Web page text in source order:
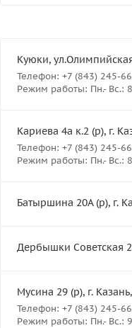
Куюки,
Телефон: +7 (843) 245-
Режим работы: Пн.- Вс.:
Кариева 4а к.2 (р), г.
Телефон: +7 (843) 245-
Режим работы: Пн.- Вс.:
Батыршина 20А (р), г.
Дербышки Советская
Мусина 29 (р), г.
Телефон: +7 (843) 245-
Режим работы: Пн.- Вс.: